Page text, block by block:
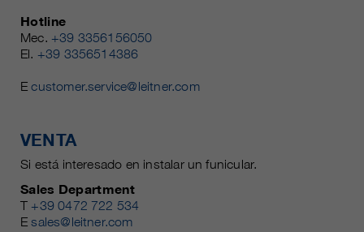
Hotline
Mec. +39 3356156050
El. +39 3356514386
Ecustomer.service@leitner.com
VENTA
Si está interesado en instalar un funicular.
Sales Department
T +39 0472 722 534
Esales@leitner.com